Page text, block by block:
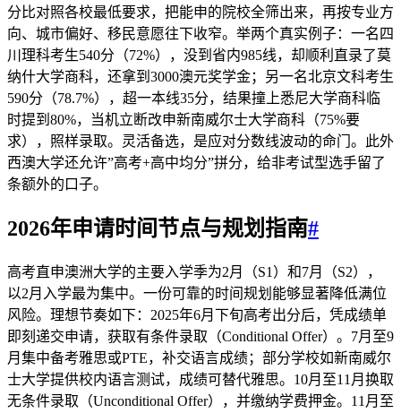
分比对照各校最低要求，把能申的院校全筛出来，再按专业方
向、城市偏好、移民意愿往下收窄。举两个真实例子：一名四
川理科考生540分（72%），没到省内985线，却顺利直录了莫
纳什大学商科，还拿到3000澳元奖学金；另一名北京文科考生
590分（78.7%），超一本线35分，结果撞上悉尼大学商科临
时提到80%，当机立断改申新南威尔士大学商科（75%要
求），照样录取。灵活备选，是应对分数线波动的命门。此外
西澳大学还允许”高考+高中均分”拼分，给非考试型选手留了
条额外的口子。
2026年申请时间节点与规划指南#
高考直申澳洲大学的主要入学季为2月（S1）和7月（S2），
以2月入学最为集中。一份可靠的时间规划能够显著降低满位
风险。理想节奏如下：2025年6月下旬高考出分后，凭成绩单
即刻递交申请，获取有条件录取（Conditional Offer）。7月至9
月集中备考雅思或PTE，补交语言成绩；部分学校如新南威尔
士大学提供校内语言测试，成绩可替代雅思。10月至11月换取
无条件录取（Unconditional Offer），并缴纳学费押金。11月至